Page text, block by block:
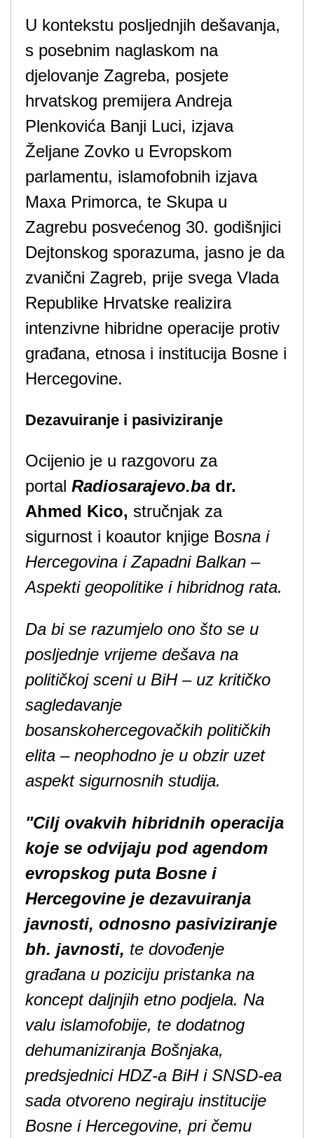
U kontekstu posljednjih dešavanja,
s posebnim naglaskom na
djelovanje Zagreba, posjete
hrvatskog premijera Andreja
Plenkovića Banji Luci, izjava
Željane Zovko u Evropskom
parlamentu, islamofobnih izjava
Maxa Primorca, te Skupa u
Zagrebu posvećenog 30. godišnjici
Dejtonskog sporazuma, jasno je da
zvanični Zagreb, prije svega Vlada
Republike Hrvatske realizira
intenzivne hibridne operacije protiv
građana, etnosa i institucija Bosne i
Hercegovine.
Dezavuiranje i pasiviziranje
Ocijenio je u razgovoru za
portal Radiosarajevo.ba dr.
Ahmed Kico, stručnjak za
sigurnost i koautor knjige Bosna i
Hercegovina i Zapadni Balkan –
Aspekti geopolitike i hibridnog rata.
Da bi se razumjelo ono što se u
posljednje vrijeme dešava na
političkoj sceni u BiH – uz kritičko
sagledavanje
bosanskohercegovačkih političkih
elita – neophodno je u obzir uzet
aspekt sigurnosnih studija.
"Cilj ovakvih hibridnih operacija
koje se odvijaju pod agendom
evropskog puta Bosne i
Hercegovine je dezavuiranja
javnosti, odnosno pasiviziranje
bh. javnosti, te dovođenje
građana u poziciju pristanka na
koncept daljnjih etno podjela. Na
valu islamofobije, te dodatnog
dehumaniziranja Bošnjaka,
predsjednici HDZ-a BiH i SNSD-ea
sada otvoreno negiraju institucije
Bosne i Hercegovine, pri čemu